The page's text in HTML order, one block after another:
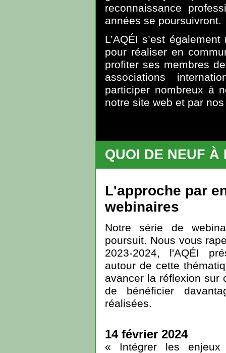
reconnaissance
années se poursuivront.
L’AQÉI s’est
pour réaliser en
profiter ses membres
associations
participer nombreux à
notre site web et par
QUOI DE NEUF À
L'approche par
webinaires
Notre série de
poursuit. Nous vous
2023-2024, l'AQÉI
autour de cette
avancer la réflexion sur
de bénéficier
réalisées.
14 février 2024
« Intégrer les